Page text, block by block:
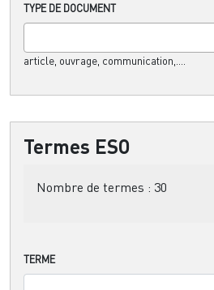
TYPE DE DOCUMENT
article, ouvrage, communication,....
Termes ESO
Nombre de termes : 30
TERME